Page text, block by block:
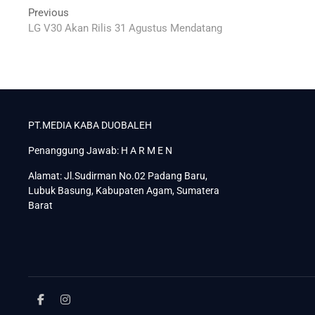
Navigasi
pos
Previous
post:
LG V30 Akan Rilis 31 Agustus Mendatang
PT.MEDIA KABA DUOBALEH
Penanggung Jawab: H A R M E N
Alamat: Jl.Sudirman No.02 Padang Baru,
Lubuk Basung, Kabupaten Agam, Sumatera
Barat
facebook
instagram